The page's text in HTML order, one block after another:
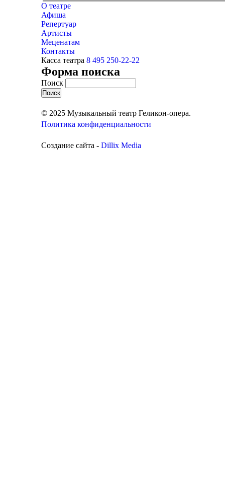
О театре
Афиша
Репертуар
Артисты
Меценатам
Контакты
Касса театра 8 495 250-22-22
Форма поиска
Поиск
© 2025 Музыкальный театр Геликон-опера.
Политика конфиденциальности
Создание сайта - Dillix Media